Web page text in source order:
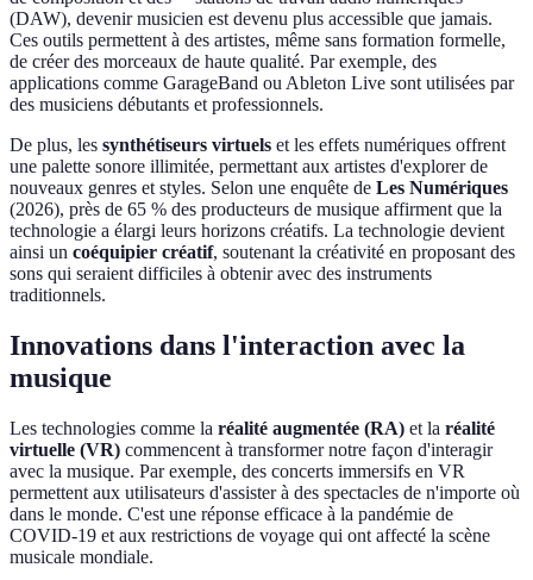
(DAW), devenir musicien est devenu plus accessible que jamais.
Ces outils permettent à des artistes, même sans formation formelle,
de créer des morceaux de haute qualité. Par exemple, des
applications comme GarageBand ou Ableton Live sont utilisées par
des musiciens débutants et professionnels.
De plus, les synthétiseurs virtuels et les effets numériques offrent
une palette sonore illimitée, permettant aux artistes d'explorer de
nouveaux genres et styles. Selon une enquête de Les Numériques
(2026), près de 65 % des producteurs de musique affirment que la
technologie a élargi leurs horizons créatifs. La technologie devient
ainsi un coéquipier créatif, soutenant la créativité en proposant des
sons qui seraient difficiles à obtenir avec des instruments
traditionnels.
Innovations dans l'interaction avec la
musique
Les technologies comme la réalité augmentée (RA) et la réalité
virtuelle (VR) commencent à transformer notre façon d'interagir
avec la musique. Par exemple, des concerts immersifs en VR
permettent aux utilisateurs d'assister à des spectacles de n'importe où
dans le monde. C'est une réponse efficace à la pandémie de
COVID-19 et aux restrictions de voyage qui ont affecté la scène
musicale mondiale.